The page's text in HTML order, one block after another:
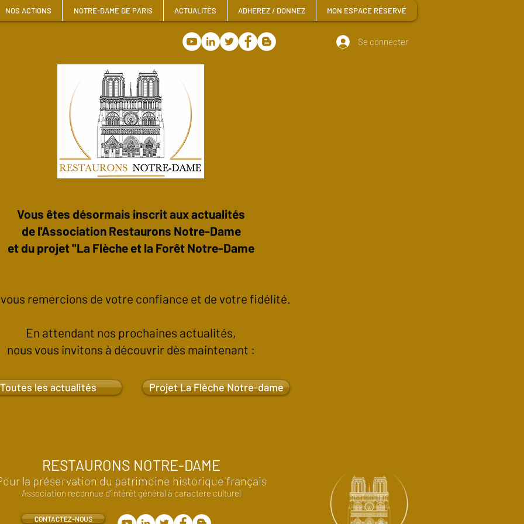
NOS ACTIONS NOTRE-DAME DE PARIS ACTUALITÉS ADHEREZ / DONNEZ MON ESPACE RÉSERVÉ
Se connecter
Vous êtes désormais inscrit aux actualités
de l'Association Restaurons Notre-Dame
et du projet "La Flèche et la Forêt Notre-Dame
remercions de votre confiance et de votre fidélité.
En attendant nos prochaines actualités,
nous vous invitons à découvrir dès maintenant :
Toutes les actualités Projet La Flèche Notre-dame
RESTAURONS NOTRE-DAME
la préservation du patrimoine historique français
Association reconnue d'intérêt général à caractère culturel
CONTACTEZ-NOUS